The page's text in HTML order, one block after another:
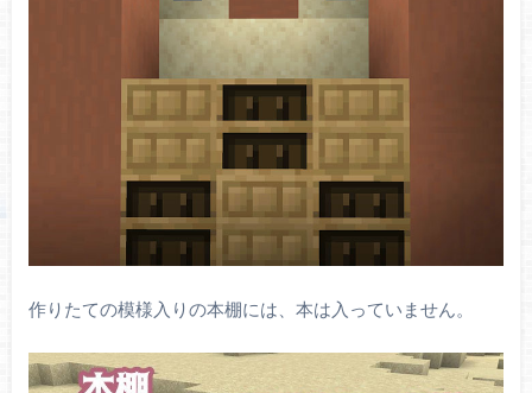
作りたての模様入りの本棚には、本は入っていません。